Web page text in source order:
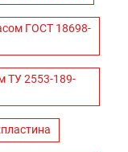
ГОСТ 18698-
ТУ 2553-189-